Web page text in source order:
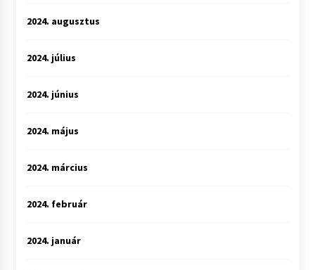
2024. augusztus
2024. július
2024. június
2024. május
2024. március
2024. február
2024. január